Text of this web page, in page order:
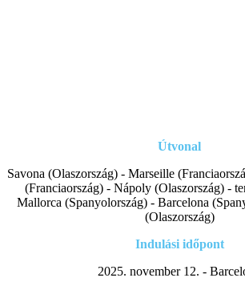
Útvonal
Savona (Olaszország) - Marseille
(Franciaország) - Nápoly (Olaszország) -
Mallorca (Spanyolország) - Barcelona
(Olaszország)
Indulási időpont
2025. november 12. -